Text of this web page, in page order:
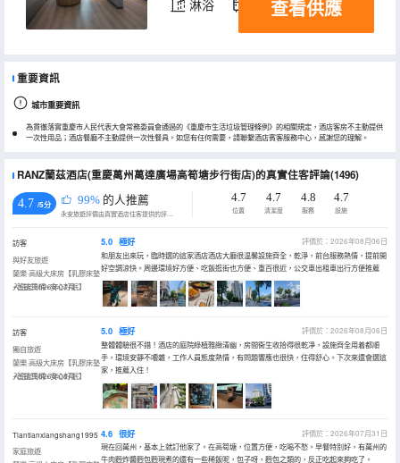
淋浴 冰箱查看供應
重要資訊
城市重要資訊
為貫徹落實重慶市人民代表大會常務委員會通過的《重慶市生活垃圾管理條例》的相關規定，酒店客房不主動提供
一次性用品；酒店餐廳不主動提供一次性餐具。如您有任何需要，請聯繫酒店賓客服務中心，感謝您的理解。
RANZ蘭茲酒店(重慶萬州萬達廣場高筍塘步行街店)的真實住客評論(1496)
4.7 /5分 99% 的人推薦
永安旅遊評價由真實酒店住客提供的評價。
4.7
位置
4.7
清潔度
4.8
服務
4.7
設施
訪客
與好友旅遊
蘭樂·高級大床房【乳膠床墊
+智能馬桶+安心好眠】
入住於2026年07月
5.0 極好
評價於：2026年08月06日
和朋友出來玩，臨時選的這家酒店酒店大廳很温馨設施齊全，乾淨，前台服務熱情，提前開
好空調涼快。周邊環境好方便、吃飯逛街也方便、重百很近，公交車出租車出行方便推薦
訪客
獨自旅遊
蘭樂·高級大床房【乳膠床墊
+智能馬桶+安心好眠】
入住於2026年08月
5.0 極好
評價於：2026年08月06日
整體體驗很不錯！酒店的庭院綠植雅緻清幽，房間衞生收拾得很乾凈，設施齊全用着都順
手，環境安靜不嘈雜，工作人員態度熱情，有問題響應也很快，住得舒心。下次來還會選這
家，推薦入住！
Tiantianxiangshang1995
家庭旅遊
4.6 很好
評價於：2026年07月31日
現在回萬州，基本上就訂他家了。在高筍塘，位置方便，吃喝不愁。早餐特別好，有萬州的
牛肉麪炸醬麪包麪現煮的還有一些稀飯呢，包子呀，麪包之類的，反正吃起來夠吃了。